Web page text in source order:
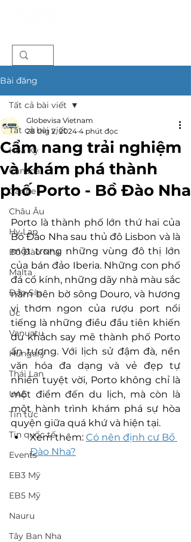
Bài đăng
Tất cả bài viết
Hoa Kỳ
Canada
Caribe
Châu Âu
Hy Lạp
Bồ Đào Nha
Malta
Đảo Síp
Úc
Vanuatu
Hungary
Thái Lan
UAE
Tin tức
Tin quốc tế
Events
EB3 Mỹ
EB5 Mỹ
Nauru
Tây Ban Nha
Tất cả bài viết
Cẩm nang trải nghiệm
và khám phá thành
phố Porto - Bồ Đào Nha
Globevisa Vietnam
28 thg 2, 2024 4 phút đọc
Porto là thành phố lớn thứ hai của
Bồ Đào Nha sau thủ đô Lisbon và là
một trong những vùng đô thị lớn
của bán đảo Iberia. Những con phố
đá cổ kính, những dãy nhà màu sắc
nằm bên bờ sông Douro, và hương
vị thơm ngon của rượu port nổi
tiếng là những điều đầu tiên khiến
du khách say mê thành phố Porto
ấn tượng. Với lịch sử đậm đà, nền
văn hóa đa dạng và vẻ đẹp tự
nhiên tuyệt vời, Porto không chỉ là
một điểm đến du lịch, mà còn là
một hành trình khám phá sự hòa
quyện giữa quá khứ và hiện tại.
Xem thêm: Có nên định cư Bồ
Đào Nha?